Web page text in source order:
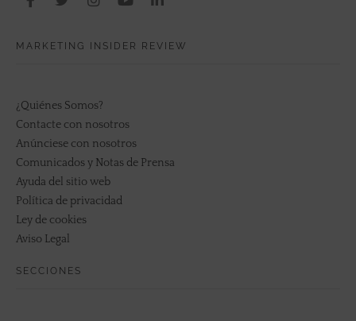
MARKETING INSIDER REVIEW
¿Quiénes Somos?
Contacte con nosotros
Anúnciese con nosotros
Comunicados y Notas de Prensa
Ayuda del sitio web
Política de privacidad
Ley de cookies
Aviso Legal
SECCIONES